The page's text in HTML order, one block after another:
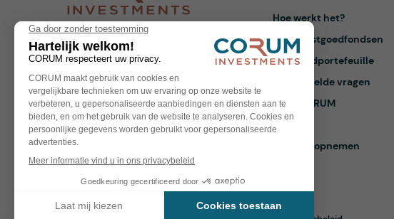
Contact
CORUM
Investments
Herengracht 286-3
1016 BX Amsterdam
+31 (0)20 237 1910
info@corum.nl
Hoe werkt het?
Onze vastgoedfondsen
Vastgoedportefeuille
Veelgestelde vragen
Over CORUM
Nieuws
Contact opnemen